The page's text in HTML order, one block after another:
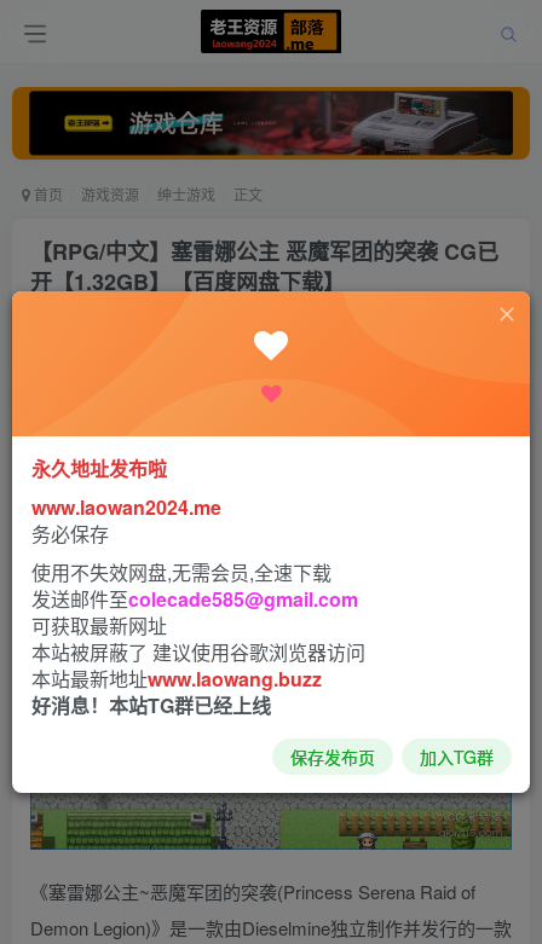
首页 游戏资源 绅士游戏 正文
【RPG/中文】塞雷娜公主 恶魔军团的突袭 CG已
开【1.32GB】【百度网盘下载】
《塞雷娜公主~恶魔军团的突袭(Princess Serena Raid of
Demon Legion)》是一款由Dieselmine独立制作并发行的一款
永久地址发布啦
www.laowan2024.me
务必保存
使用不失效网盘,无需会员,全速下载
发送邮件至colecade585@gmail.com
可获取最新网址
本站被屏蔽了 建议使用谷歌浏览器访问
本站最新地址www.laowang.buzz
好消息！本站TG群已经上线
保存发布页 加入TG群